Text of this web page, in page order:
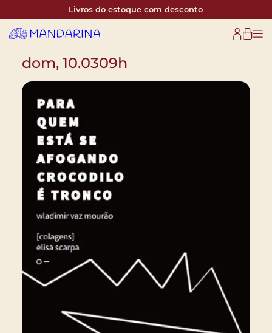
para
conteúdo
Livros do estoque com desconto
dom, 10.0309h